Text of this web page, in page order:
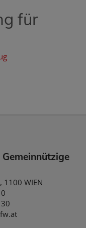
für
1100 WIEN